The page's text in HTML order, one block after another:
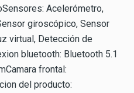
Acelerómetro,
giroscópico, Sensor
virtual, Detección de
bluetooth: Bluetooth 5.1
frontal:
del producto: